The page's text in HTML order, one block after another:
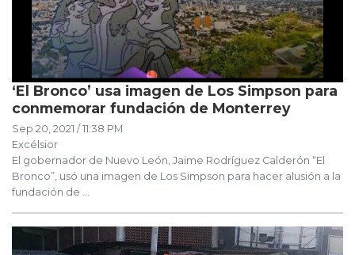
‘El Bronco’ usa imagen de Los Simpson para
conmemorar fundación de Monterrey
Sep 20, 2021 / 11:38 PM
Excélsior
El gobernador de Nuevo León, Jaime Rodríguez Calderón “El
Bronco”, usó una imagen de Los Simpson para hacer alusión a la
fundación de ...